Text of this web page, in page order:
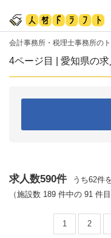
会計事務所・税理士事務所の
4ページ目 | 愛知県の
求人数590件
うち62件
（施設数 189 件中の 91 件
1 2